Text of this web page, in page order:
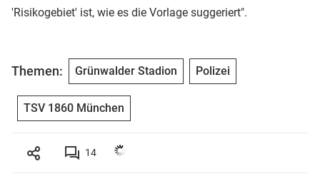
'Risikogebiet' ist, wie es die Vorlage suggeriert".
Themen: Grünwalder Stadion Polizei
TSV 1860 München
14